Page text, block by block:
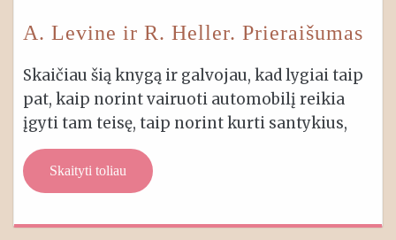
A. Levine ir R. Heller. Prieraišumas
Skaičiau šią knygą ir galvojau, kad lygiai taip
pat, kaip norint vairuoti automobilį reikia
įgyti tam teisę, taip norint kurti santykius,
Skaityti toliau